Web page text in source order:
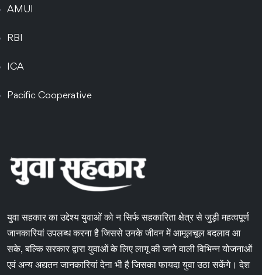
AMUI
RBI
ICA
Pacific Cooperative
युवा सहकार का उद्देश्य युवाओं को न सिर्फ सहकारिता क्षेत्र से जुड़ी महत्वपूर्ण
जानकारियां उपलब्ध करना है जिससे उनके जीवन में आमूलचूल बदलाव आ
सके, बल्कि सरकार द्वारा युवाओं के लिए लागू की जाने वाली विभिन्न योजनाओं
एवं अन्य अद्यतन जानकारियां देना भी है जिसका फायदा युवा उठा सकेंगे। देश